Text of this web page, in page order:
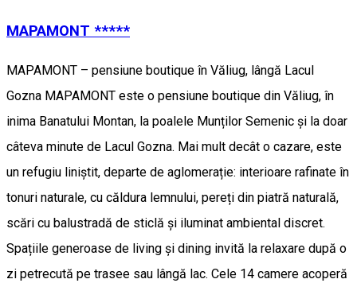
MAPAMONT *****
MAPAMONT – pensiune boutique în Văliug, lângă Lacul
Gozna MAPAMONT este o pensiune boutique din Văliug, în
inima Banatului Montan, la poalele Munților Semenic și la doar
câteva minute de Lacul Gozna. Mai mult decât o cazare, este
un refugiu liniștit, departe de aglomerație: interioare rafinate în
tonuri naturale, cu căldura lemnului, pereți din piatră naturală,
scări cu balustradă de sticlă și iluminat ambiental discret.
Spațiile generoase de living și dining invită la relaxare după o
zi petrecută pe trasee sau lângă lac. Cele 14 camere acoperă